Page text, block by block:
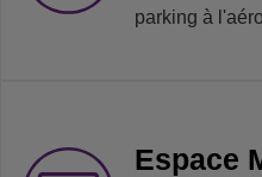
parking à
Espace